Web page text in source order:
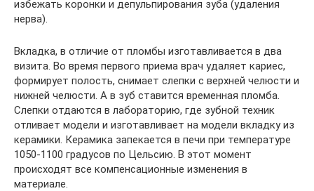
избежать коронки и депульпирования зуба (удаления
нерва).
Вкладка, в отличие от пломбы изготавливается в два
визита. Во время первого приема врач удаляет кариес,
формирует полость, снимает слепки с верхней челюсти и
нижней челюсти. А в зуб ставится временная пломба.
Слепки отдаются в лабораторию, где зубной техник
отливает модели и изготавливает на модели вкладку из
керамики. Керамика запекается в печи при температуре
1050-1100 градусов по Цельсию. В этот момент
происходят все компенсационные изменения в
материале.